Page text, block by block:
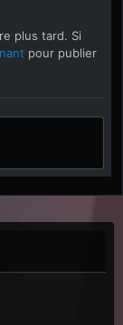
plus tard. Si
pour publier